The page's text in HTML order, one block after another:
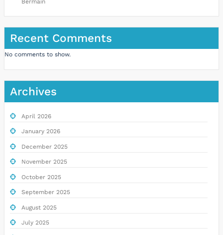
Recent Comments
No comments to show.
Archives
April 2026
January 2026
December 2025
November 2025
October 2025
September 2025
August 2025
July 2025